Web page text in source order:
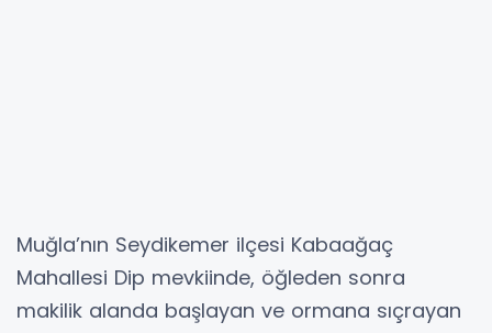
Muğla’nın Seydikemer ilçesi Kabaağaç
Mahallesi Dip mevkiinde, öğleden sonra
makilik alanda başlayan ve ormana sıçrayan